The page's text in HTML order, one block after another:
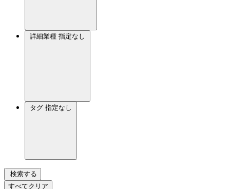
詳細業種 指定なし
タグ 指定なし
検索する
すべてクリア